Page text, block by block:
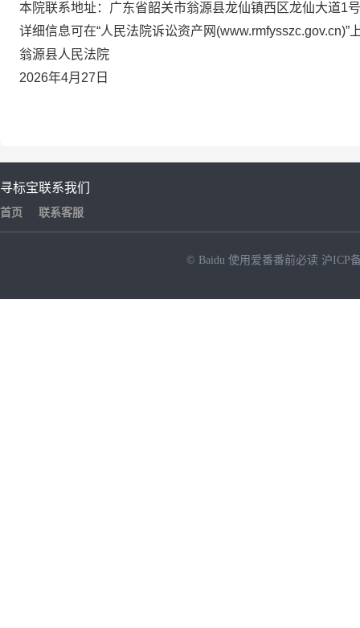
本院联系地址： 广东省韶关市翁源县龙仙镇西区龙仙大道1号
详细信息可在“人民法院诉讼资产网 (www.rmfysszc.gov.cn)”
翁源县人民法院
2026年4月 27 日
寻标宝
首页
联系我们
联系客服
© Baidu 使用爱番番前必读 沪ICP